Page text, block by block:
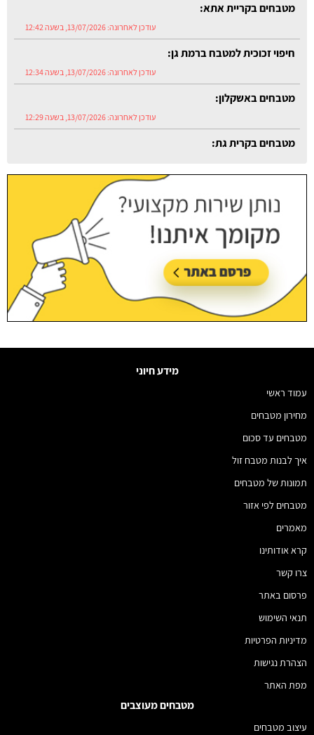
מידע חיוני
עמוד ראשי
מחירון מטבחים
מטבחים עד סכום
איך לבנות מטבח זול
תמונות של מטבחים
מטבחים לפי אזור
מאמרים
קרא אודותינו
צרו קשר
פרסום באתר
תנאי השימוש
מדיניות הפרטיות
הצהרת נגישות
מפת האתר
מטבחים מעוצבים
עיצוב מטבחים